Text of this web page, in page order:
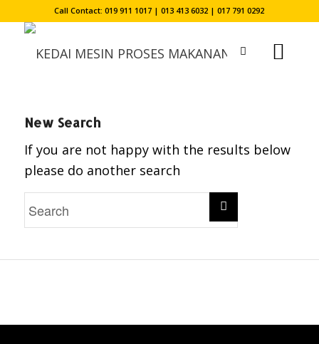
Call Contact: 019 911 1017 | 013 413 6032 | 017 791 0292
New Search
If you are not happy with the results below
please do another search